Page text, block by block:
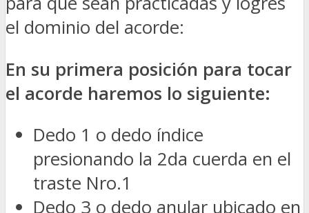
el dominio del acorde:
En su primera posición para tocar
el acorde haremos lo siguiente:
Dedo 1 o dedo índice
presionando la 2da cuerda en el
traste Nro.1
Dedo 3 o dedo anular ubicado en